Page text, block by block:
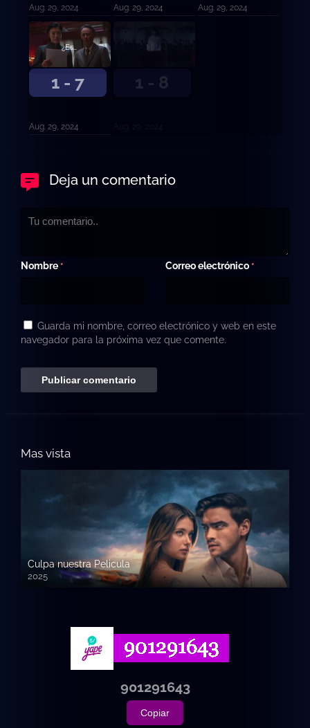
Aug. 29, 2024 Aug. 29, 2024 Aug. 29, 2024
1 - 7
¿Es delito enamorarse?
Aug. 29, 2024
1 - 8
Deja un comentario
Nombre * Correo electrónico *
Guarda mi nombre, correo electrónico y web en este
navegador para la próxima vez que comente.
Mas vista
Culpa nuestra Pelicula
2025
720p HD
901291643
Copiar